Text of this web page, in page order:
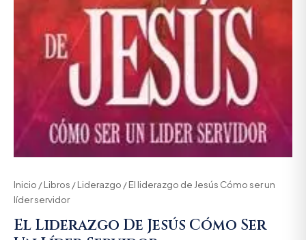
Inicio /Libros /Liderazgo / El liderazgo de Jesús Cómo ser un
líder servidor
El Liderazgo De Jesús Cómo Ser